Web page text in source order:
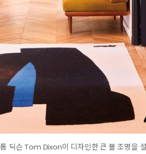
딕슨 Tom Dixon이 디자인한 큰 볼 조명을